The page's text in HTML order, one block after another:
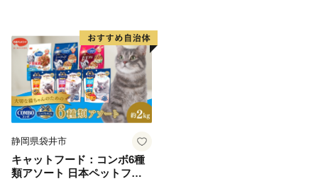
静岡県袋井市
キャットフード：コンボ6種
類アソート 日本ペットフー